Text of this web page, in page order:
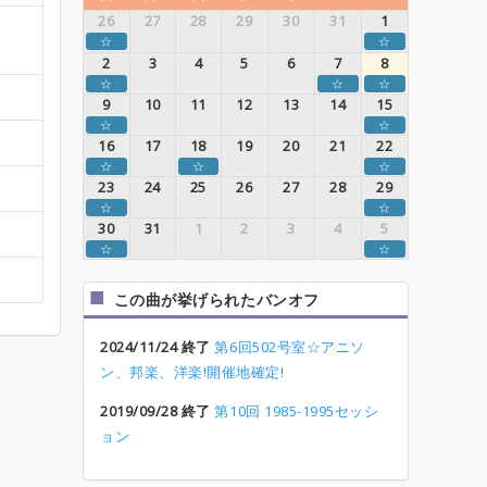
26
27 28 29 30 31 1
☆ ☆
2 3 4 5 6 7 8
☆ ☆ ☆
9 10 11 12 13 14 15
☆ ☆
16 17 18 19 20 21 22
☆ ☆ ☆
23 24 25 26 27 28 29
☆ ☆
30 31 1 2 3 4 5
☆ ☆
この曲が挙げられたバンオフ
2024/11/24 終了 第6回502号室☆アニソ
ン、邦楽、洋楽!開催地確定!
2019/09/28 終了 第10回 1985-1995セッシ
ョン